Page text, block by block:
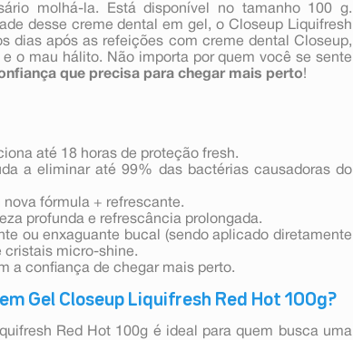
molhá-la. Está disponível no tamanho 100 g.
desse creme dental em gel, o Closeup Liquifresh
dias após as refeições com creme dental Closeup,
o mau hálito. Não importa por quem você se sente
que precisa para chegar mais perto!
até 18 horas de proteção fresh.
a eliminar até 99% das bactérias causadoras do
fórmula + refrescante.
profunda e refrescância prolongada.
ou enxaguante bucal (sendo aplicado diretamente
cristais micro-shine.
a confiança de chegar mais perto.
Gel Closeup Liquifresh Red Hot 100g?
Red Hot 100g é ideal para quem busca uma